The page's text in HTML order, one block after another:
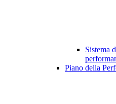
Sistema
Piano della